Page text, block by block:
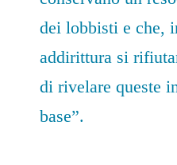
dei lobbisti e che,
addirittura si
di rivelare queste
base”.